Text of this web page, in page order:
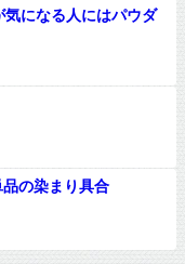
気になる人にはパウダ
の染まり具合